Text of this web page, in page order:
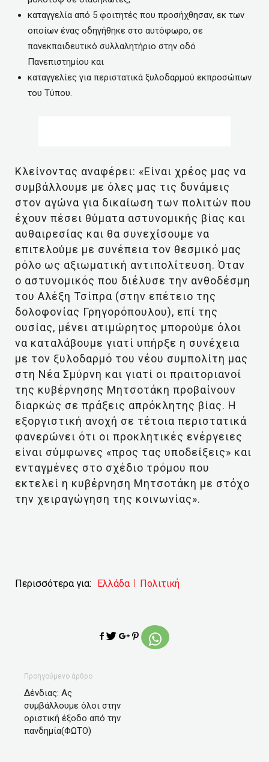
καταγγελία από 5 φοιτητές που προσήχθησαν, εκ των
οποίων ένας οδηγήθηκε στο αυτόφωρο, σε
πανεκπαιδευτικό συλλαλητήριο στην οδό
Πανεπιστημίου και
καταγγελίες για περιστατικά ξυλοδαρμού εκπροσώπων
του Τύπου.
Κλείνοντας αναφέρει: «Είναι χρέος μας να
συμβάλλουμε με όλες μας τις δυνάμεις
στον αγώνα για δικαίωση των πολιτών που
έχουν πέσει θύματα αστυνομικής βίας και
αυθαιρεσίας και θα συνεχίσουμε να
επιτελούμε με συνέπεια τον θεσμικό μας
ρόλο ως αξιωματική αντιπολίτευση. Όταν
ο αστυνομικός που διέλυσε την ανθοδέσμη
του Αλέξη Τσίπρα (στην επέτειο της
δολοφονίας Γρηγορόπουλου), επί της
ουσίας, μένει ατιμώρητος μπορούμε όλοι
να καταλάβουμε γιατί υπήρξε η συνέχεια
με τον ξυλοδαρμό του νέου συμπολίτη μας
στη Νέα Σμύρνη και γιατί οι πραιτοριανοί
της κυβέρνησης Μητσοτάκη προβαίνουν
διαρκώς σε πράξεις απρόκλητης βίας. Η
εξοργιστική ανοχή σε τέτοια περιστατικά
φανερώνει ότι οι προκλητικές ενέργειες
είναι σύμφωνες «προς τας υποδείξεις» και
ενταγμένες στο σχέδιο τρόμου που
εκτελεί η κυβέρνηση Μητσοτάκη με στόχο
την χειραγώγηση της κοινωνίας».
Περισσότερα για: Ελλάδα Πολιτική
Προηγούμενο άρθρο
Δένδιας: Ας
συμβάλλουμε όλοι στην
οριστική έξοδο από την
πανδημία(ΦΩΤΟ)